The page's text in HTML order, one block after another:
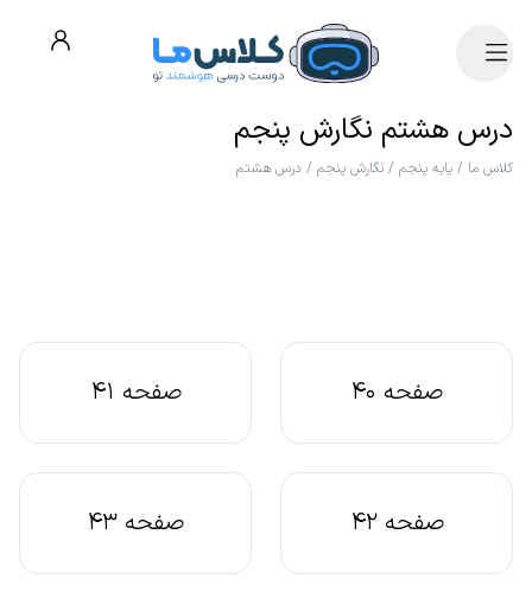
درس هشتم نگارش پنجم
کلاس ما / پایه پنجم / نگارش پنجم / درس هشتم
صفحه 40 صفحه 41
صفحه 42 صفحه 43